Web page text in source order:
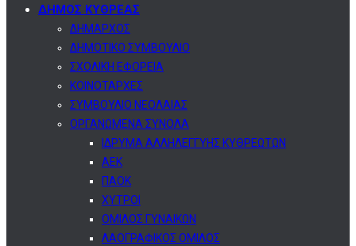
ΔΗΜΟΣ ΚΥΘΡΕΑΣ
ΔΗΜΑΡΧΟΣ
ΔΗΜΟΤΙΚΟ ΣΥΜΒΟΥΛΙΟ
ΣΧΟΛΙΚΗ ΕΦΟΡΕΙΑ
ΚΟΙΝΟΤΑΡΧΕΣ
ΣΥΜΒΟΥΛΙΟ ΝΕΟΛΑΙΑΣ
ΟΡΓΑΝΩΜΕΝΑ ΣΥΝΟΛΑ
ΙΔΡΥΜΑ ΑΛΛΗΛΕΓΓΥΗΣ ΚΥΘΡΕΩΤΩΝ
ΑΕΚ
ΠΑΟΚ
ΧΥΤΡΟΙ
ΟΜΙΛΟΣ ΓΥΝΑΙΚΩΝ
ΛΑΟΓΡΑΦΙΚΟΣ ΟΜΙΛΟΣ